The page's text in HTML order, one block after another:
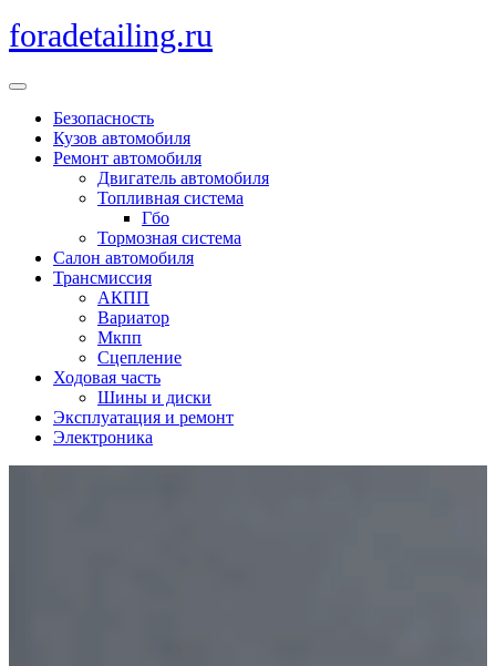
Перейти
к
foradetailing.ru
Кнопка
ОткрытьБезопасность
Кузов автомобиля
Ремонт автомобиля
Двигатель автомобиля
Топливная система
Гбо
Тормозная система
Салон автомобиля
Трансмиссия
АКПП
Вариатор
Мкпп
Сцепление
Ходовая часть
Шины и диски
Эксплуатация и ремонт
Электроника